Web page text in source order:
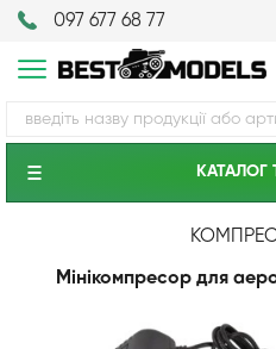
097 677 68 77
КАТАЛОГ
Мінікомпресор для